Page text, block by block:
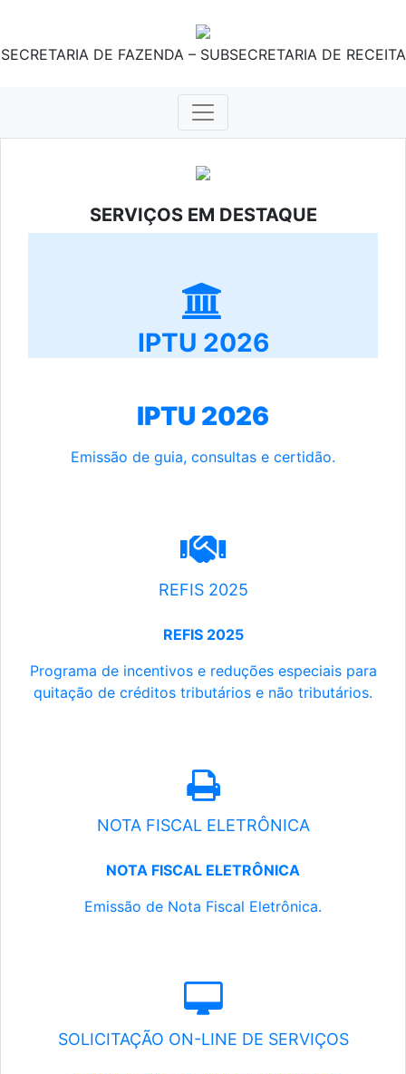
SECRETARIA DE FAZENDA – SUBSECRETARIA DE RECEITA
SERVIÇOS EM DESTAQUE
IPTU 2026
IPTU 2026
Emissão de guia, consultas e certidão.
REFIS 2025
REFIS 2025
Programa de incentivos e reduções especiais para
quitação de créditos tributários e não tributários.
NOTA FISCAL ELETRÔNICA
NOTA FISCAL ELETRÔNICA
Emissão de Nota Fiscal Eletrônica.
SOLICITAÇÃO ON-LINE DE SERVIÇOS